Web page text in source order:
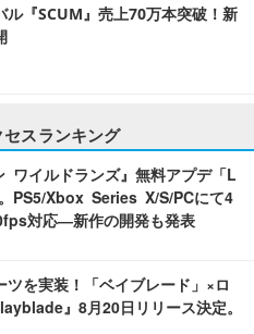
ル『SCUM』売上70万本突破！新
スランキング
ワイルドランズ』無料アプデ「L
PS5/Xbox Series X/S/PCにて4
対応―新作の開発も発表
ツを実装！「ベイブレード」×ロ
』8月20日リリース決定。